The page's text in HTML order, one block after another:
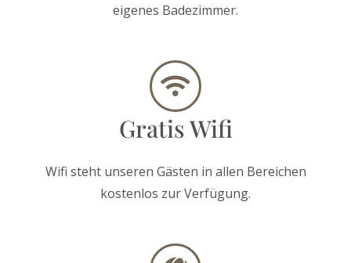
eigenes Badezimmer.
Gratis Wifi
Wifi steht unseren Gästen in allen Bereichen
kostenlos zur Verfügung.